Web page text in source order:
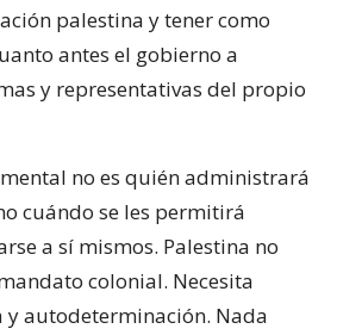
palestina y tener como
antes el gobierno a
y representativas del propio
no es quién administrará
cuándo se les permitirá
a sí mismos. Palestina no
colonial. Necesita
autodeterminación. Nada